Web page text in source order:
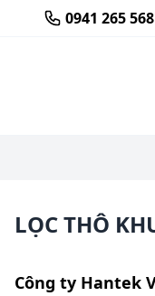
0941 265 568
LỌC THÔ
Công ty Hantek